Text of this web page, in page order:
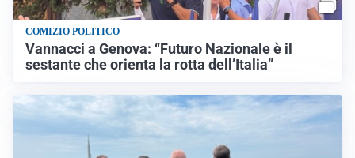
COMIZIO POLITICO
Vannacci a Genova: “Futuro Nazionale è il
sestante che orienta la rotta dell’Italia”